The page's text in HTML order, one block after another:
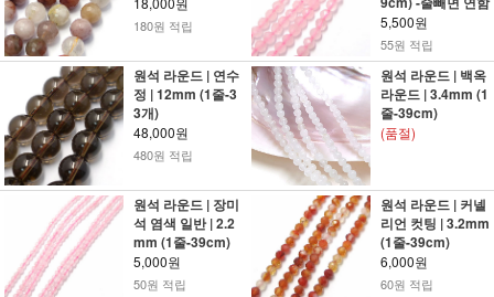
180원 적립 5,500원
55원 적립
원석 라운드 | 연수
정 | 12mm (1줄-3
3개)
48,000원
480원 적립
원석 라운드 | 백옥
라운드 | 3.4mm (1
줄-39cm)
(품절)
원석 라운드 | 장미
석 염색 일반 | 2.2
mm (1줄-39cm)
5,000원
50원 적립
원석 라운드 | 커넬
리언 컷팅 | 3.2mm
(1줄-39cm)
6,000원
60원 적립